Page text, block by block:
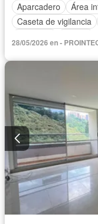
Aparcadero
Área
Caseta de vigilancia
28/05/2026 en -